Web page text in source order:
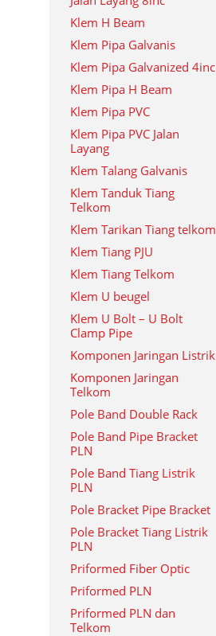
Klem H Beam
Klem Pipa Galvanis
Klem Pipa Galvanized 4inc
Klem Pipa H Beam
Klem Pipa PVC
Klem Pipa PVC Jalan
Layang
Klem Talang Galvanis
Klem Tanduk Tiang
Telkom
Klem Tarikan Tiang telkom
Klem Tiang PJU
Klem Tiang Telkom
Klem U beugel
Klem U Bolt – U Bolt
Clamp Pipe
Komponen Jaringan Listrik
Komponen Jaringan
Telkom
Pole Band Double Rack
Pole Band Pipe Bracket
PLN
Pole Band Tiang Listrik
PLN
Pole Bracket Pipe Bracket
Pole Bracket Tiang Listrik
PLN
Priformed Fiber Optic
Priformed PLN
Priformed PLN dan
Telkom